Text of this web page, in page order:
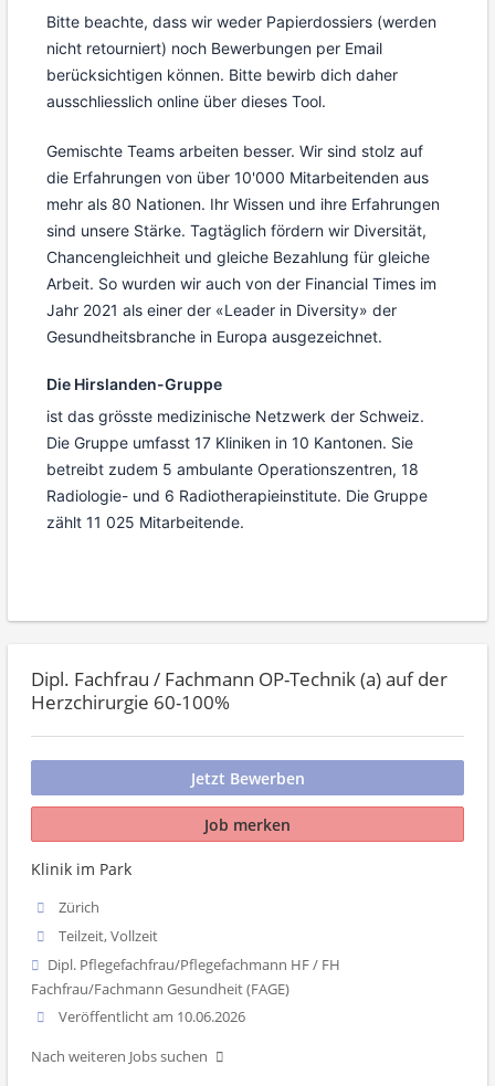
Bitte beachte, dass wir weder Papierdossiers (werden
nicht retourniert) noch Bewerbungen per Email
berücksichtigen können. Bitte bewirb dich daher
ausschliesslich online über dieses Tool.
Gemischte Teams arbeiten besser. Wir sind stolz auf
die Erfahrungen von über 10'000 Mitarbeitenden aus
mehr als 80 Nationen. Ihr Wissen und ihre Erfahrungen
sind unsere Stärke. Tagtäglich fördern wir Diversität,
Chancengleichheit und gleiche Bezahlung für gleiche
Arbeit. So wurden wir auch von der Financial Times im
Jahr 2021 als einer der «Leader in Diversity» der
Gesundheitsbranche in Europa ausgezeichnet.
Die Hirslanden-Gruppe
ist das grösste medizinische Netzwerk der Schweiz.
Die Gruppe umfasst 17 Kliniken in 10 Kantonen. Sie
betreibt zudem 5 ambulante Operationszentren, 18
Radiologie- und 6 Radiotherapieinstitute. Die Gruppe
zählt 11 025 Mitarbeitende.
Dipl. Fachfrau / Fachmann OP-Technik (a) auf der
Herzchirurgie 60-100%
Jetzt Bewerben
Job merken
Klinik im Park
Zürich
Teilzeit, Vollzeit
Dipl. Pflegefachfrau/Pflegefachmann HF / FH
Fachfrau/Fachmann Gesundheit (FAGE)
Veröffentlicht am 10.06.2026
Nach weiteren Jobs suchen